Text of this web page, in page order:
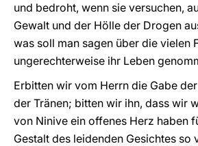
und bedroht, wenn sie versuchen,
Gewalt und der Hölle der Drogen
was soll man sagen über die vielen
ungerechterweise ihr Leben
Erbitten wir vom Herrn die Gabe
der Tränen; bitten wir ihn, dass wir
von Ninive ein offenes Herz haben
Gestalt des leidenden Gesichtes so